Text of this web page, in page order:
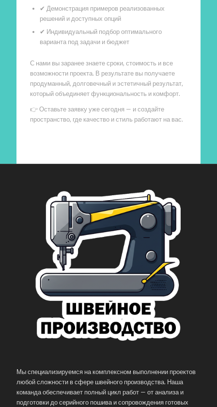
✔ Демонстрация примеров реализованных
решений и доступных опций
✔ Индивидуальный подбор оптимального
варианта под задачи и бюджет
С нами вы заранее знаете сроки, стоимость и все
возможности проекта. В результате вы получаете
продуманный, долговечный и эстетичный результат,
который объединяет функциональность и комфорт.
👉 Оставьте заявку уже сегодня — и создайте
пространство, где качество и стиль работают на вас.
Мы специализируемся на комплексном выполнении проектов
любой сложности в сфере швейного производства. Наша
команда обеспечивает полный цикл работ — от анализа и
подготовки до серийного пошива и сопровождения готовых